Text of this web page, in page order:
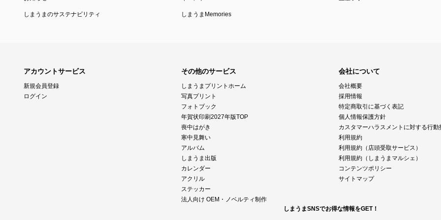
しまうまのサステナビリティ しまうまMemories
アカウントサービス
新規会員登録
ログイン
その他のサービス
しまうまプリントホーム
写真プリント
フォトブック
年賀状印刷2027年版TOP
喪中はがき
寒中見舞い
アルバム
しまうま出版
カレンダー
アクリル
ステッカー
法人向け OEM・ノベルティ制作
会社について
会社概要
採用情報
特定商取引に基づく表記
個人情報保護方針
カスタマーハラスメントに対する行動
利用規約
利用規約（店頭受取サービス）
利用規約（しまうまマルシェ）
コンテンツポリシー
サイトマップ
しまうまSNSでお得な情報をGET！